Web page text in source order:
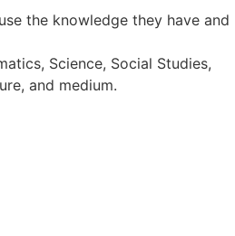
the knowledge they have and
Science, Social Studies,
and medium.